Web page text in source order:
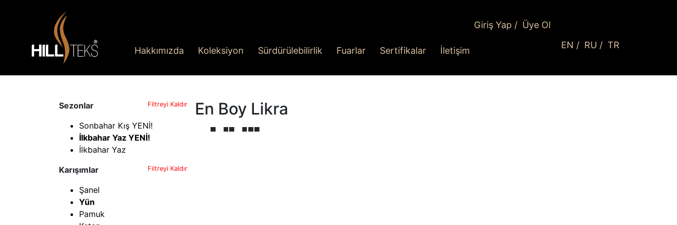
Hakkımızda Koleksiyon Sürdürülebilirlik Fuarlar Sertifikalar İletişim
Giriş Yap / Üye Ol
EN / RU / TR
Sezonlar Filtreyi Kaldır
Sonbahar Kış YENİ!
İlkbahar Yaz YENİ!
İlkbahar Yaz
Karışımlar
Filtreyi Kaldır
Şanel
Yün
Pamuk
En Boy Likra